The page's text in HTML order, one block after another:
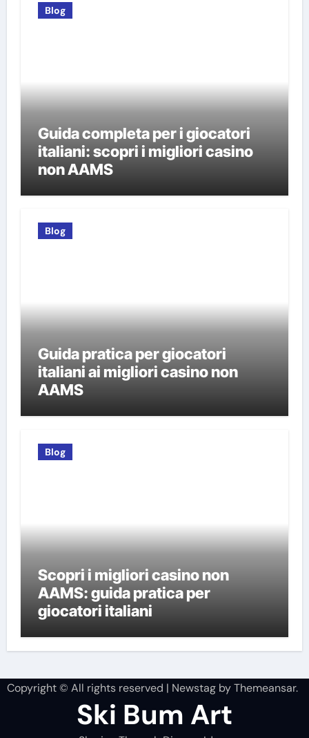
Blog
Guida completa per i giocatori
italiani: scopri i migliori casino
non AAMS
Blog
Guida pratica per giocatori
italiani ai migliori casino non
AAMS
Blog
Scopri i migliori casino non
AAMS: guida pratica per
giocatori italiani
Copyright © All rights reserved | NewstagbyThemeansar.
Ski Bum Art